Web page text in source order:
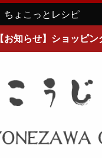
ちょこっとレシピ
【お知らせ】ショッピ